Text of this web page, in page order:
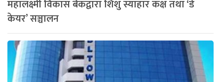
महालक्ष्मी विकास बैंकद्वारा शिशु स्याहार कक्ष तथा ‘डे
केयर’ सञ्चालन